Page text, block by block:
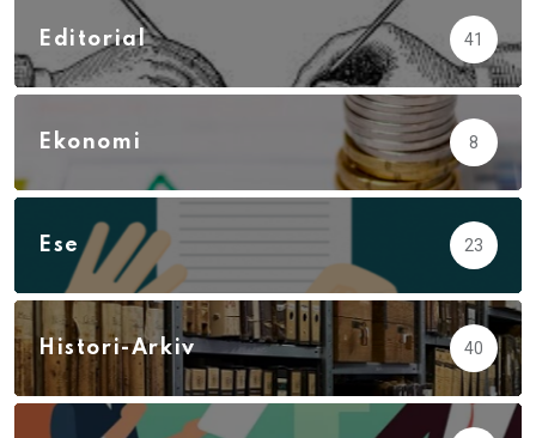
Editorial 41
Ekonomi 8
Ese 23
Histori-Arkiv 40